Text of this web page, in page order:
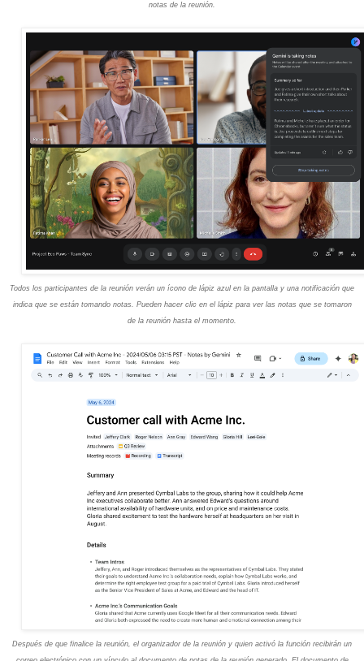
notas de la reunión.
Todos los participantes de la reunión verán un ícono de lápiz azul en la pantalla y una notificación que
indica que se están tomando notas. Pueden hacer clic en el lápiz para ver las notas que se tomaron
de la reunión hasta el momento.
Después de que finalice la reunión, el organizador de la reunión y quien activó la función recibirán un